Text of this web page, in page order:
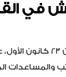
في
أعلنت مديرية الاستخبارات
والمساعدات